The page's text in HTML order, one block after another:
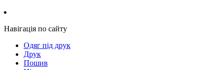
Навігація по сайту
Одяг під друк
Друк
Пошив